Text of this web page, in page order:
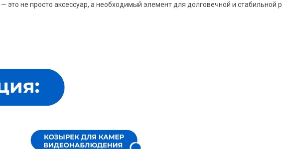
не просто аксессуар, а необходимый элемент для долговечной и стабильной